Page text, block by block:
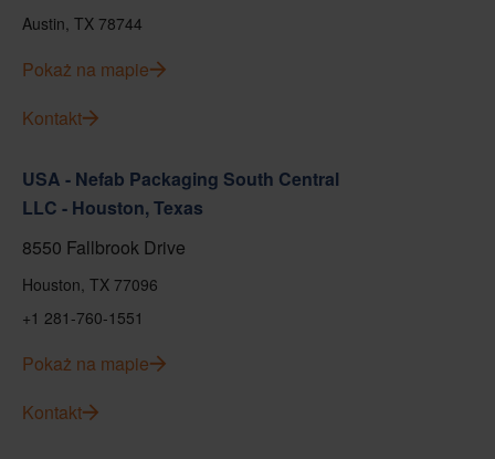
Austin, TX 78744
Pokaż na mapie
Kontakt
USA - Nefab Packaging South Central
LLC - Houston, Texas
8550 Fallbrook Drive
Houston, TX 77096
+1 281-760-1551
Pokaż na mapie
Kontakt